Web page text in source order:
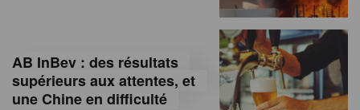
nAB InBev : des résultats
supérieurs aux attentes, et
une Chine en difficulté